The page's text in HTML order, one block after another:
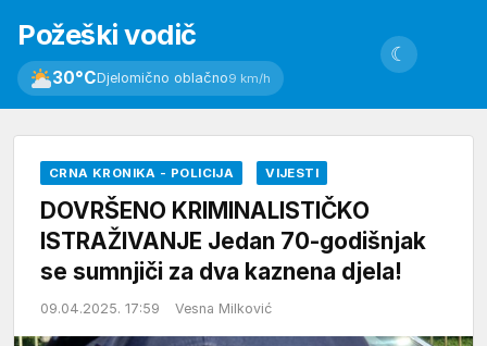
Požeški vodič
30°CDjelomično oblačno9 km/h
☾
CRNA KRONIKA - POLICIJA VIJESTI
DOVRŠENO KRIMINALISTIČKO
ISTRAŽIVANJE Jedan 70-godišnjak
se sumnjiči za dva kaznena djela!
09.04.2025. 17:59 Vesna Milković